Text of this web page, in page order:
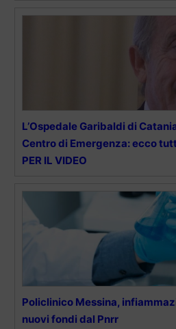
L’Ospedale Garibaldi di
Centro di Emergenza: ecco
PER IL VIDEO
Policlinico Messina,
nuovi fondi dal Pnrr